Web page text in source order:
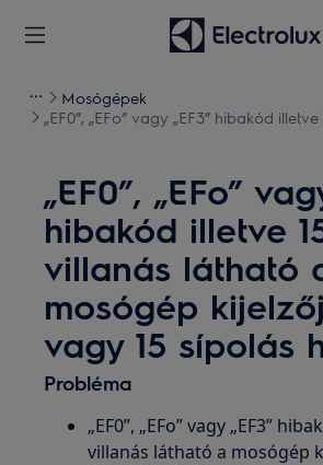
Mosógépek
„EF0”, „EFo” vagy „EF3” hibakód illetve 15 villanás látható a
„EF0”, „EFo”
hibakód illetve
villanás látható
mosógép
vagy 15 sípolás
Probléma
„EF0”, „EFo” vagy „EF3”
villanás látható a mosógép